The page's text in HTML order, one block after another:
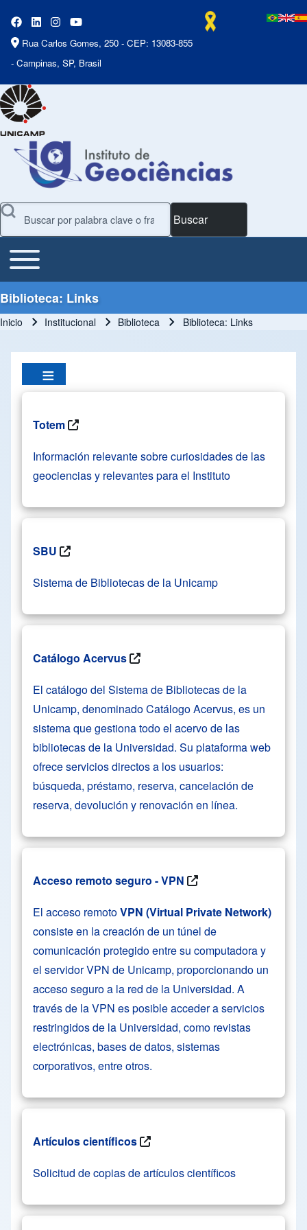
Rua Carlos Gomes, 250 - CEP: 13083-855
- Campinas, SP, Brasil
Buscar
Main Menu
Toggle main menu
Biblioteca: Links
Inicio Institucional Biblioteca Biblioteca: Links
Totem
Información relevante sobre curiosidades de las
geociencias y relevantes para el Instituto
SBU
Sistema de Bibliotecas de la Unicamp
Catálogo Acervus
El catálogo del Sistema de Bibliotecas de la
Unicamp, denominado Catálogo Acervus, es un
sistema que gestiona todo el acervo de las
bibliotecas de la Universidad. Su plataforma web
ofrece servicios directos a los usuarios:
búsqueda, préstamo, reserva, cancelación de
reserva, devolución y renovación en línea.
Acceso remoto seguro - VPN
El acceso remotoVPN (Virtual Private Network)
consiste en la creación de un túnel de
comunicación protegido entre su computadora y
el servidor VPN de Unicamp, proporcionando un
acceso seguro a la red de la Universidad. A
través de la VPN es posible acceder a servicios
restringidos de la Universidad, como revistas
electrónicas, bases de datos, sistemas
corporativos, entre otros.
Artículos científicos
Solicitud de copias de artículos científicos